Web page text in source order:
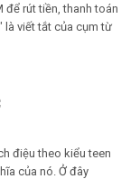
để rút tiền, thanh toán
là viết tắt của cụm từ
điệu theo kiểu teen
của nó. Ở đây